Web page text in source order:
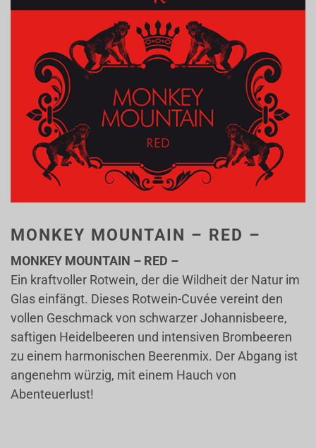
MONKEY MOUNTAIN – RED –
MONKEY MOUNTAIN – RED –
Ein kraftvoller Rotwein, der die Wildheit der Natur im
Glas einfängt. Dieses Rotwein-Cuvée vereint den
vollen Geschmack von schwarzer Johannisbeere,
saftigen Heidelbeeren und intensiven Brombeeren
zu einem harmonischen Beerenmix. Der Abgang ist
angenehm würzig, mit einem Hauch von
Abenteuerlust!